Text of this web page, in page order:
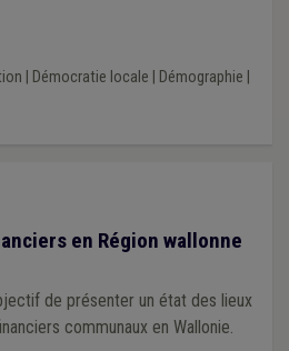
Démocratie locale Démographie
en Région wallonne
de présenter un état des lieux
communaux en Wallonie.